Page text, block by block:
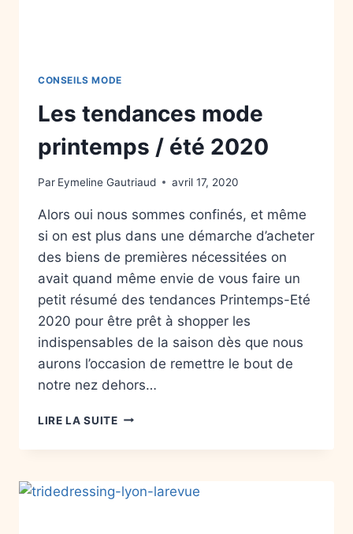
CONSEILS MODE
Les tendances mode
printemps / été 2020
Par Eymeline Gautriaud avril 17, 2020
Alors oui nous sommes confinés, et même
si on est plus dans une démarche d’acheter
des biens de premières nécessitées on
avait quand même envie de vous faire un
petit résumé des tendances Printemps-Eté
2020 pour être prêt à shopper les
indispensables de la saison dès que nous
aurons l’occasion de remettre le bout de
notre nez dehors…
LIRE LA SUITE